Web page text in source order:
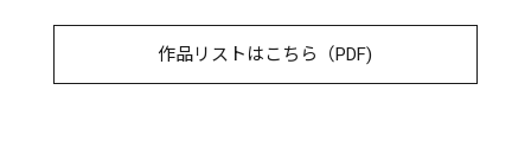
作品リストはこちら（PDF)